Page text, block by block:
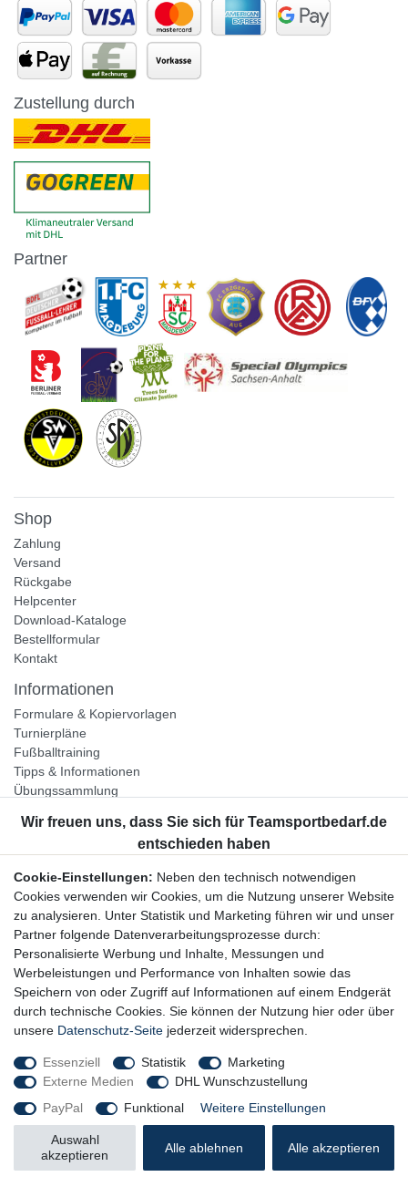
Zustellung durch
Partner
Shop
Zahlung
Versand
Rückgabe
Helpcenter
Download-Kataloge
Bestellformular
Kontakt
Informationen
Formulare & Kopiervorlagen
Turnierpläne
Fußballtraining
Tipps & Informationen
Übungssammlung
Unternehmen
Widerrufsrecht
Bestellung widerrufen
Datenschutzerklärung
AGB
Impressum
Newsletter
Newsletter-Anmeldung
© Copyright 2026 Trainingsunterlagen24 GmbH. Alle Rechte vorbehalten.
Cookie-Einstellungen: Neben den technisch notwendigen
Cookies verwenden wir Cookies, um die Nutzung unserer Website
zu analysieren. Unter Statistik und Marketing führen wir und unser
Partner folgende Datenverarbeitungsprozesse durch:
Personalisierte Werbung und Inhalte, Messungen und
Werbeleistungen und Performance von Inhalten sowie das
Speichern von oder Zugriff auf Informationen auf einem Endgerät
durch technische Cookies. Sie können der Nutzung hier oder über
unsere Datenschutz-Seite jederzeit widersprechen.
Essenziell Statistik
Marketing
Externe Medien
DHL Wunschzustellung
PayPal
Funktional Weitere Einstellungen
Alle akzeptieren
Alle ablehnen
Auswahl
akzeptieren